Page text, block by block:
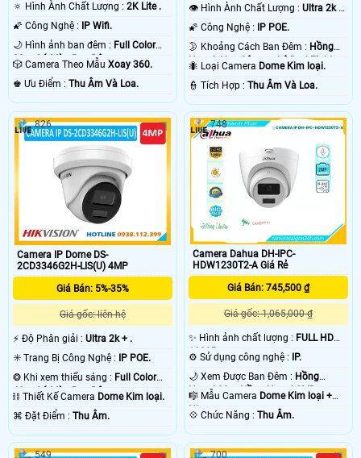
🔅 Hình Ành Chất Lượng : 2K Lite .
🌠 Công Nghệ :
IP Wifi.
🌙 Hình ảnh ban đêm : Full Color
20m Có Màu Ban Ðêm.
🎲 Camera Theo Mẫu Xoay 360.
️♚ Ưu Điểm : Thu Âm Và Loa.
👁 Hình Ành Chất Lượng :Ultra 2k +
🌠 Công Nghệ : IP POE.
🌛 Khoảng Cách Ban Đêm : Hồng
Ngoại 40m Công nghệ DarkFighter.
🐜 Loại Camera Dome Kim loại.
️👮 Tích Hợp :Thu Âm Và Loa.
Camera IP Dome DS-
2CD3346G2H-LIS(U) 4MP
Giá Bán: 5%-35%
Giá gốc: liên hệ
️⚡ Độ Phân giải : Ultra 2k + .
✳️ Trang Bị Công Nghệ :
IP POE.
❂ Khi xem thiếu sáng : Full Color
40m Có Màu Ban Ðêm.
⛓ Thiết Kế Camera Dome Kim loại.
️⌘ Đặt Điểm : Thu Âm.
826
Camera Dahua DH-IPC-
HDW1230T2-A Giá Rẻ
Giá Bán: 745,500 ₫
Giá gốc: 1,065,000 ₫
✨ Hình ảnh chất lượng : FULL HD
1080P .
⚙ Sử dụng công nghệ : IP.
🌙 Xem Được Ban Đêm : Hồng
Ngoại 30m Hồng Ngoại SMD.
🎼️ Mẫu Camera Dome Kim loại +
Nhựa.
️💠 Chức Năng :Thu Âm.
748
549 700